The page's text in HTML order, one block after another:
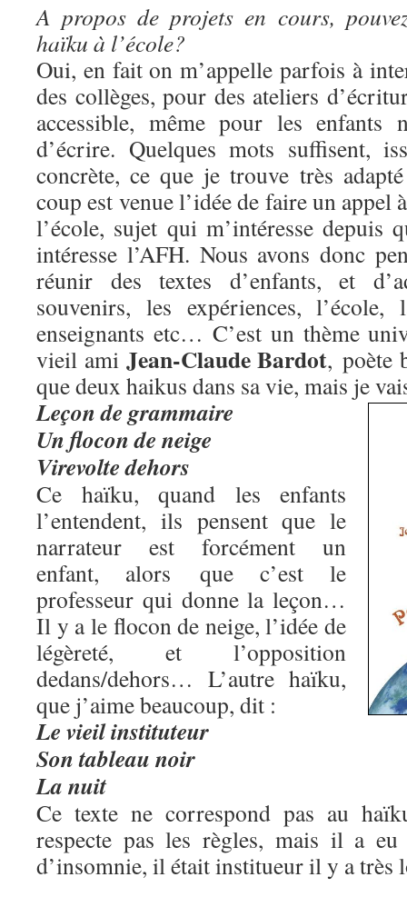
A propos de projets en cours,
haïku à l’école?
Oui, en fait on m’appelle parfois à
des collèges, pour des ateliers
accessible, même pour les enfants
d’écrire. Quelques mots suffisent,
concrète, ce que je trouve très
coup est venue l’idée de faire un appel
l’école, sujet qui m’intéresse depuis
intéresse l’AFH. Nous avons donc
réunir des textes d’enfants, et
souvenirs, les expériences,
enseignants etc… C’est un thème
vieil ami Jean-Claude Bardot, poète
que deux haikus dans sa vie, mais je
Leçon de grammaire
Un flocon de neige
Virevolte dehors
Ce haïku, quand les enfants
l’entendent, ils pensent que le
narrateur est forcément un
enfant, alors que c’est le
professeur qui donne la leçon…
Il y a le flocon de neige, l’idée de
légèreté, et l’opposition
dedans/dehors… L’autre haïku,
que j’aime beaucoup, dit :
Le vieil instituteur
Son tableau noir
La nuit
Ce texte ne correspond pas au
respecte pas les règles, mais il a
d’insomnie, il était institueur il y a